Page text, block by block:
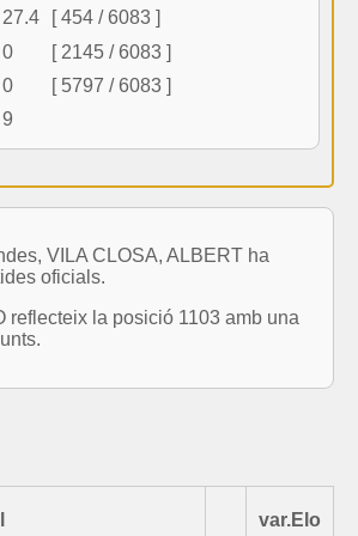
27.4
[ 454 / 6083 ]
0
[ 2145 / 6083 ]
0
[ 5797 / 6083 ]
9
VILA CLOSA, ALBERT ha
oficials.
reflecteix la posició 1103 amb una
var.Elo